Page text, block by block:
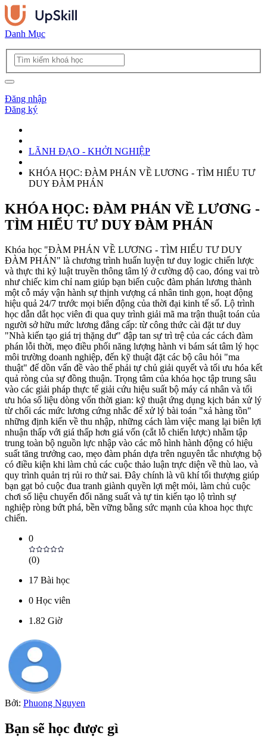
Danh Mục
Đăng nhập
Đăng ký
LÃNH ĐẠO - KHỞI NGHIỆP
KHÓA HỌC: ĐÀM PHÁN VỀ LƯƠNG - TÌM HIỂU TƯ
DUY ĐÀM PHÁN
KHÓA HỌC: ĐÀM PHÁN VỀ LƯƠNG -
TÌM HIỂU TƯ DUY ĐÀM PHÁN
Khóa học "ĐÀM PHÁN VỀ LƯƠNG - TÌM HIỂU TƯ DUY
ĐÀM PHÁN" là chương trình huấn luyện tư duy logic chiến lược
và thực thi kỷ luật truyền thông tâm lý ở cường độ cao, đóng vai trò
như chiếc kim chỉ nam giúp bạn biến cuộc đàm phán lương thành
một cỗ máy vận hành sự thịnh vượng cá nhân tinh gọn, hoạt động
hiệu quả 24/7 trước mọi biến động của thời đại kinh tế số. Lộ trình
học dẫn dắt học viên đi qua quy trình giải mã ma trận thuật toán của
người sở hữu mức lương đẳng cấp: từ công thức cài đặt tư duy
"Nhà kiến tạo giá trị thặng dư" đập tan sự trì trệ của các cách đàm
phán lỗi thời, mẹo điều phối năng lượng hành vi bám sát tâm lý học
môi trường doanh nghiệp, đến kỹ thuật đặt các bộ câu hỏi "ma
thuật" để dồn vấn đề vào thế phải tự chủ giải quyết và tối ưu hóa kết
quả ròng của sự đồng thuận. Trọng tâm của khóa học tập trung sâu
vào các giải pháp thực tế giải cứu hiệu suất bộ máy cá nhân và tối
ưu hóa số liệu dòng vốn thời gian: kỹ thuật ứng dụng kịch bản xử lý
từ chối các mức lương cứng nhắc để xử lý bài toán "xả hàng tồn"
những định kiến về thu nhập, những cách làm việc mang lại biên lợi
nhuận thấp với giá thấp hơn giá vốn (cắt lỗ chiến lược) nhằm tập
trung toàn bộ nguồn lực nhập vào các mô hình hành động có hiệu
suất tăng trưởng cao, mẹo đàm phán dựa trên nguyên tắc nhượng bộ
có điều kiện khi làm chủ các cuộc thảo luận trực diện về thù lao, và
quy trình quản trị rủi ro thử sai. Đây chính là vũ khí tối thượng giúp
bạn gạt bỏ cuộc đua tranh giành quyền lợi mệt mỏi, làm chủ cuộc
chơi số liệu chuyển đổi năng suất và tự tin kiến tạo lộ trình sự
nghiệp ròng bứt phá, bền vững bằng sức mạnh của khoa học thực
chiến.
0
(0)
17 Bài học
0 Học viên
1.82 Giờ
Bởi: Phuong Nguyen
Bạn sẽ học được gì